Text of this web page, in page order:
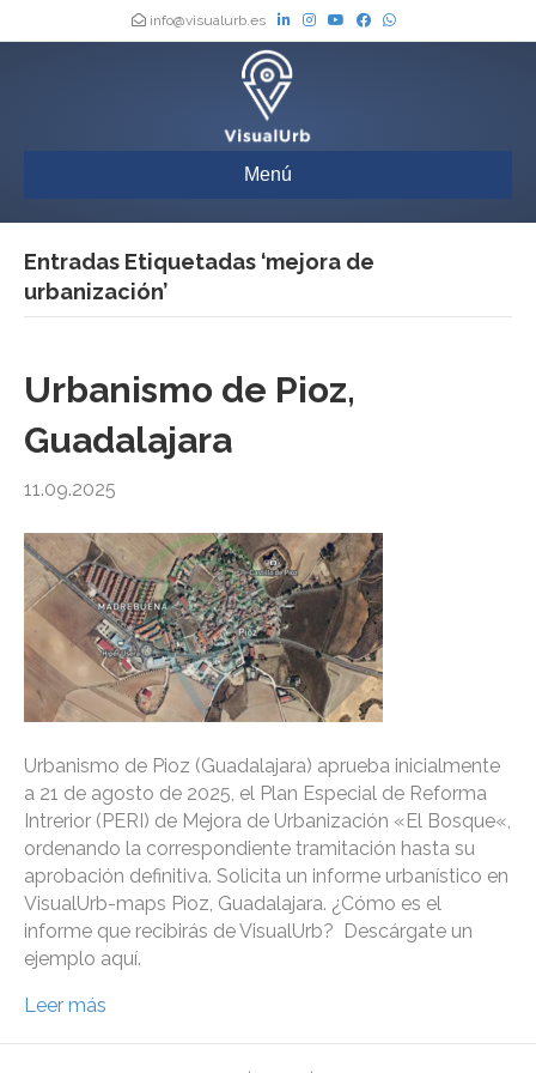
info@visualurb.es
Menú
Entradas Etiquetadas ‘mejora de
urbanización’
Urbanismo de Pioz,
Guadalajara
11.09.2025
Urbanismo de Pioz (Guadalajara) aprueba inicialmente
a 21 de agosto de 2025, el Plan Especial de Reforma
Intrerior (PERI) de Mejora de Urbanización «El Bosque«,
ordenando la correspondiente tramitación hasta su
aprobación definitiva. Solicita un informe urbanístico en
VisualUrb-maps Pioz, Guadalajara. ¿Cómo es el
informe que recibirás de VisualUrb? Descárgate un
ejemplo aquí.
Leer más